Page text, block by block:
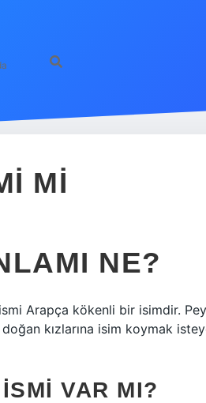
MI
NE?
Arapça kökenli bir isimdir.
kızlarına isim koymak
VAR MI?